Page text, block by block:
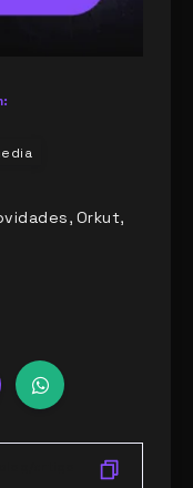
, Orkut,